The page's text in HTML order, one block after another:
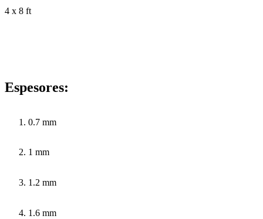
4 x 8 ft
Espesores:
0.7 mm
1 mm
1.2 mm
1.6 mm